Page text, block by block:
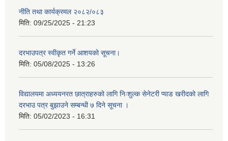
नीति तथा कार्यक्रमल २०८२/०८३
मिति: 09/25/2025 - 21:23
दरभाउपत्र स्वीकृत गर्ने आशयको सूचना।
मिति: 05/08/2025 - 13:26
विद्यालयमा अध्ययनरत छात्राहरुको लागि निःशुल्क सेनेटरी प्याड खरीदको लागि
दरभाउ पत्र बुझाउने सम्बन्धी ७ दिने सूचना ।
मिति: 05/02/2023 - 16:31